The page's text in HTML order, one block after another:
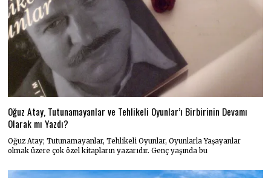
Oğuz Atay, Tutunamayanlar ve Tehlikeli Oyunlar’ı Birbirinin Devamı
Olarak mı Yazdı?
Oğuz Atay; Tutunamayanlar, Tehlikeli Oyunlar, Oyunlarla Yaşayanlar
olmak üzere çok özel kitapların yazarıdır. Genç yaşında bu